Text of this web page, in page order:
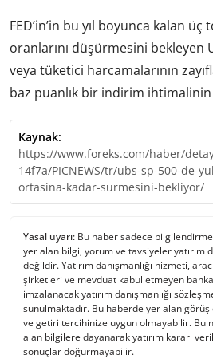
FED’in’in bu yıl boyunca kalan üç
oranlarını düşürmesini bekleyen
veya tüketici harcamalarının
baz puanlık bir indirim
Kaynak:
https://www.foreks.com/haber/
14f7a/PICNEWS/tr/ubs-sp-500-de-
ortasina-kadar-surmesini-bekliyor/
Yasal uyarı: Bu haber sadece bilgilendirme
yer alan bilgi, yorum ve tavsiyeler yatırım
değildir. Yatırım danışmanlığı hizmeti,
şirketleri ve mevduat kabul etmeyen
imzalanacak yatırım danışmanlığı
sunulmaktadır. Bu haberde yer alan
ve getiri tercihinize uygun olmayabilir. Bu
alan bilgilere dayanarak yatırım kararı
sonuçlar doğurmayabilir.